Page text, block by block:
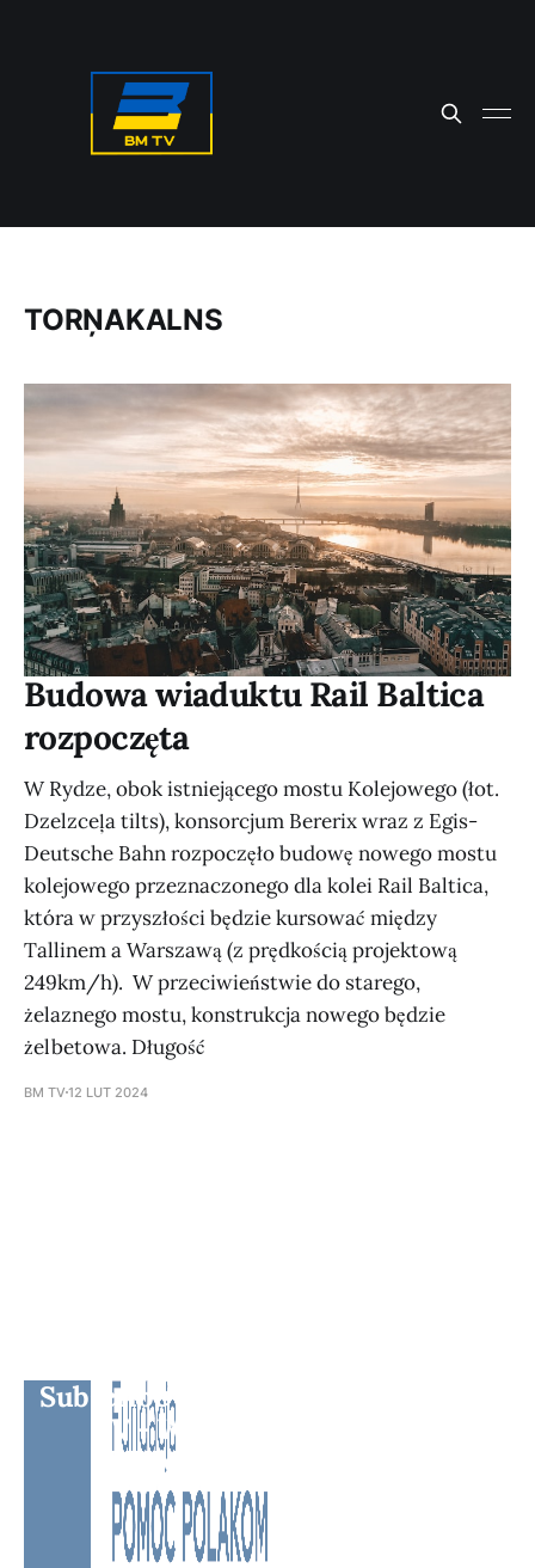
TORŅAKALNS
Budowa wiaduktu Rail Baltica
rozpoczęta
W Rydze, obok istniejącego mostu Kolejowego (łot.
Dzelzceļa tilts), konsorcjum Bererix wraz z Egis-
Deutsche Bahn rozpoczęło budowę nowego mostu
kolejowego przeznaczonego dla kolei Rail Baltica,
która w przyszłości będzie kursować między
Tallinem a Warszawą (z prędkością projektową
249km/h). W przeciwieństwie do starego,
żelaznego mostu, konstrukcja nowego będzie
żelbetowa. Długość
BM TV12 LUT 2024
Subscribe to BM TV - Bridge Media
TV - Wielokulturowy kanał
telewizyjny na Litwie